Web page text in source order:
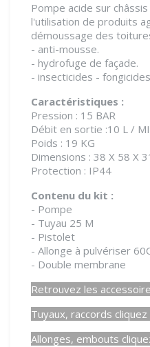
Pompe acide sur
l'utilisation de produits
démoussage des
- anti-mousse.
- hydrofuge de façade.
- insecticides -
Caractéristiques :
Pression : 15 BAR
Débit en sortie :10 L /
Poids : 19 KG
Dimensions : 38 X 58 X
Protection : IP44
Contenu du kit :
- Pompe
- Tuyau 25 M
- Pistolet
- Allonge à pulvériser
- Double membrane
Retrouvez les
Tuyaux, raccords cliquez
Allonges, embouts